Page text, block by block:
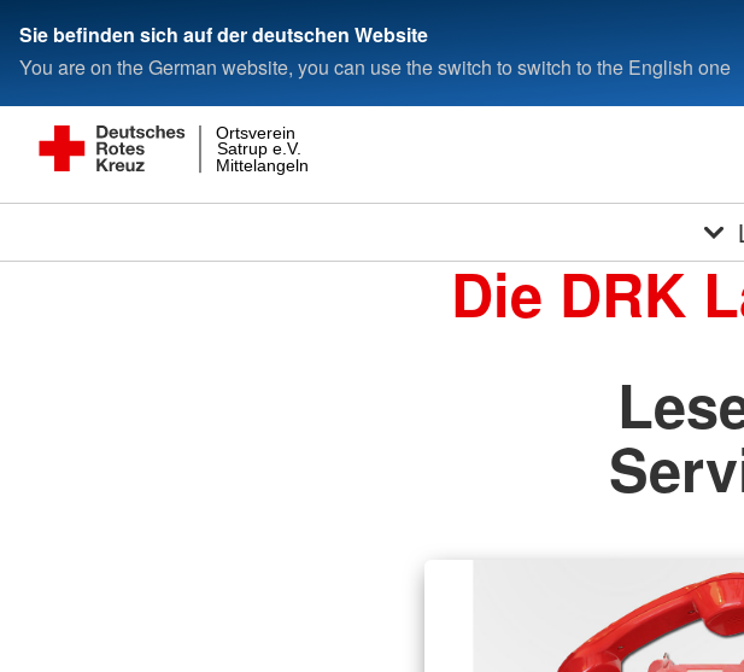
Sie befinden sich auf der deutschen Website
You are on the German website, you can use the switch to switch to the English one
Mittelangeln
Satrup e.V.
Ortsverein
Die DRK